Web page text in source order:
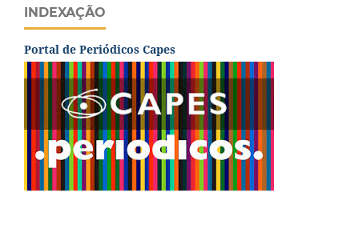
INDEXAÇÃO
Portal de Periódicos Capes